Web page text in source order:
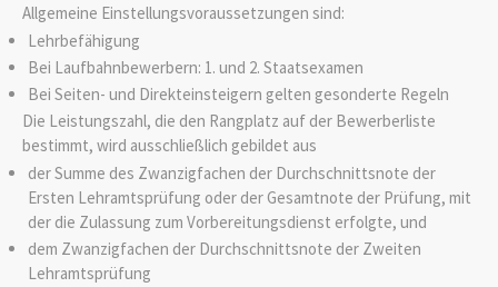
Allgemeine Einstellungsvoraussetzungen sind:
Lehrbefähigung
Bei Laufbahnbewerbern: 1. und 2. Staatsexamen
Bei Seiten- und Direkteinsteigern gelten gesonderte Regeln
Die Leistungszahl, die den Rangplatz auf der Bewerberliste
bestimmt, wird ausschließlich gebildet aus
der Summe des Zwanzigfachen der Durchschnittsnote der
Ersten Lehramtsprüfung oder der Gesamtnote der Prüfung, mit
der die Zulassung zum Vorbereitungsdienst erfolgte, und
dem Zwanzigfachen der Durchschnittsnote der Zweiten
Lehramtsprüfung